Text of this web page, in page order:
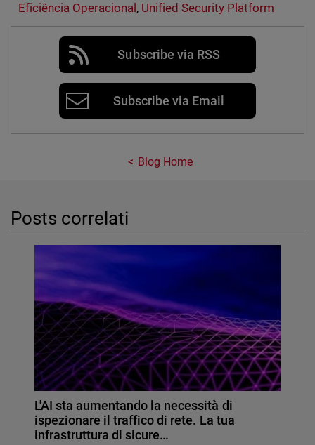
Eficiência Operacional , Unified Security Platform
Subscribe via RSS
Subscribe via Email
Blog Home
Posts correlati
L'AI sta aumentando la necessità di
ispezionare il traffico di rete. La tua
infrastruttura di sicure…